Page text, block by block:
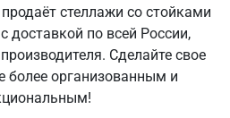
стеллажи со стойками
доставкой по всей России,
Сделайте свое
более организованным и